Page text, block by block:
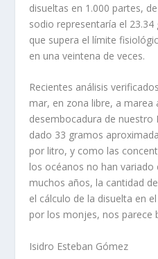
disueltas en 1.000 partes,
sodio representaría el
que supera el límite
en una veintena de veces.
Recientes análisis
mar, en zona libre, a marea
desembocadura de
dado 33 gramos
por litro, y como las
los océanos no han variado
muchos años, la cantidad
el cálculo de la disuelta en
por los monjes, nos parece
Isidro Esteban Gómez